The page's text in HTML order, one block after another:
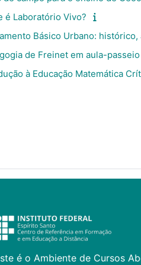
é Laboratório Vivo?
Básico Urbano:
de Freinet em aula-passeio
à Educação Matemática
é o Ambiente de Cursos